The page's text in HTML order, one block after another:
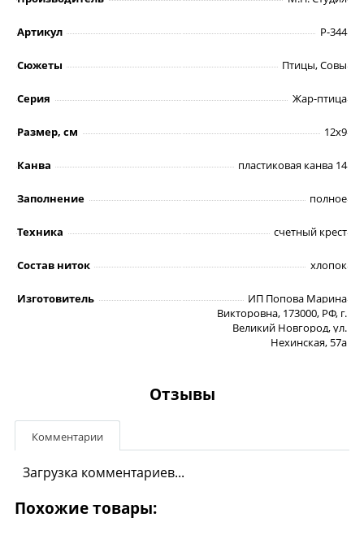
Артикул Р-344
Сюжеты Птицы, Совы
Серия Жар-птица
Размер, см 12х9
Канва пластиковая канва 14
Заполнение полное
Техника счетный крест
Состав ниток хлопок
Изготовитель
ИП Попова Марина
Викторовна, 173000, РФ, г.
Великий Новгород, ул.
Нехинская, 57а
Отзывы
Комментарии
Загрузка комментариев...
Похожие товары: